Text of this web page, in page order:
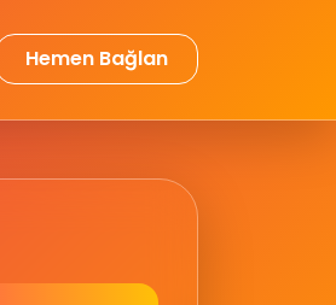
Hemen Bağlan